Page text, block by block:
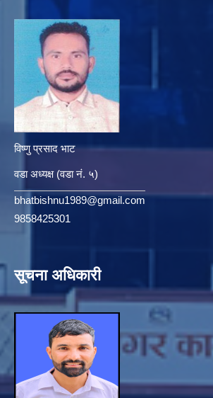
विष्णु प्रसाद भाट
वडा अध्यक्ष (वडा नं. ५)
bhatbishnu1989@gmail.com
9858425301
सूचना अधिकारी